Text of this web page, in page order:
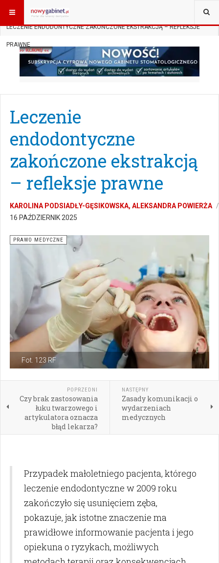
JESTEŚ TUTAJ: START
LECZENIE ENDODONTYCZNE ZAKOŃCZONE EKSTRAKCJĄ – REFLEKSJE
PRAWNE
Leczenie
endodontyczne
zakończone ekstrakcją
– refleksje prawne
KAROLINA PODSIADŁY-GĘSIKOWSKA, ALEKSANDRA POWIERŻA
16 PAŹDZIERNIK 2025
Fot. 123 RF
PRAWO MEDYCZNE
POPRZEDNI
Czy brak zastosowania
łuku twarzowego i
artykulatora oznacza
błąd lekarza?
NASTĘPNY
Zasady komunikacji o
wydarzeniach
medycznych
Przypadek małoletniego pacjenta, którego
leczenie endodontyczne w 2009 roku
zakończyło się usunięciem zęba,
pokazuje, jak istotne znaczenie ma
prawidłowe informowanie pacjenta i jego
opiekuna o ryzykach, możliwych